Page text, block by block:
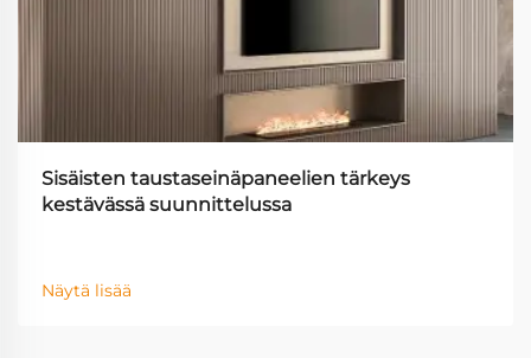
Sisäisten taustaseinäpaneelien tärkeys
kestävässä suunnittelussa
Näytä lisää